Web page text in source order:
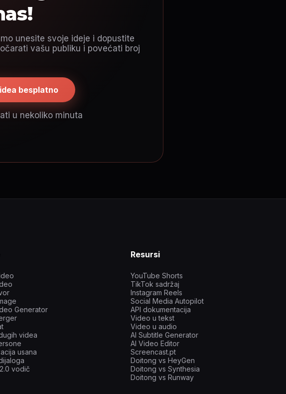
unesite svoje ideje i dopustite
vašu publiku i povećati broj
besplatno
u nekoliko minuta
Generator
videa
usana
vodič
Resursi
YouTube Shorts
TikTok sadržaj
Instagram Reels
Social Media Autopilot
API dokumentacija
Video u tekst
Video u audio
AI Subtitle Generator
AI Video Editor
Screencast.pt
Doitong vs HeyGen
Doitong vs Synthesia
Doitong vs Runway